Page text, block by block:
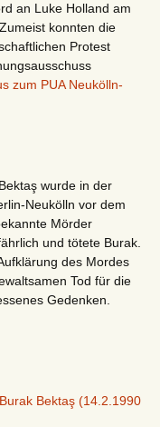
an Luke Holland am
konnten die
Protest
zum PUA Neukölln-
wurde in der
Neukölln vor dem
Mörder
und tötete Burak.
des Mordes
Tod für die
Gedenken.
Burak Bektaş (14.2.1990